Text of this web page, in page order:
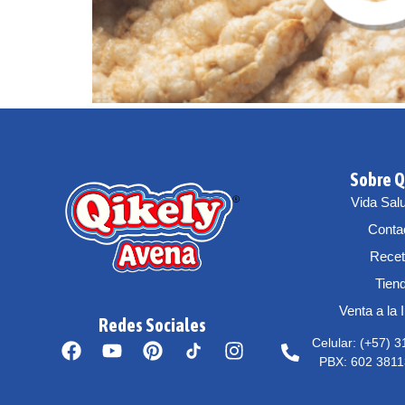
Redes Sociales
Sobre
Vida
Venta a la
Celular: (+57)
PBX: 602